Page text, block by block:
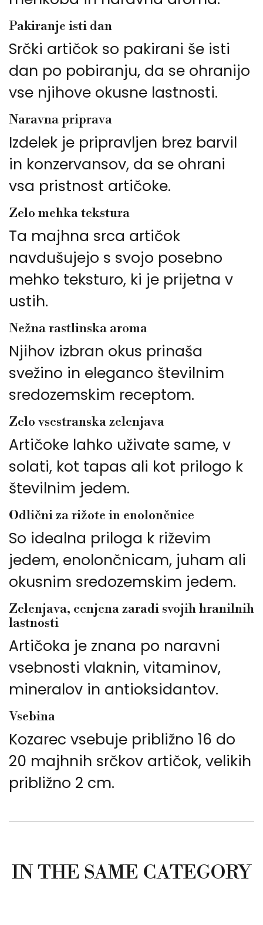
Pakiranje isti dan
Srčki artičok so pakirani še isti
dan po pobiranju, da se ohranijo
vse njihove okusne lastnosti.
Naravna priprava
Izdelek je pripravljen brez barvil
in konzervansov, da se ohrani
vsa pristnost artičoke.
Zelo mehka tekstura
Ta majhna srca artičok
navdušujejo s svojo posebno
mehko teksturo, ki je prijetna v
ustih.
Nežna rastlinska aroma
Njihov izbran okus prinaša
svežino in eleganco številnim
sredozemskim receptom.
Zelo vsestranska zelenjava
Artičoke lahko uživate same, v
solati, kot tapas ali kot prilogo k
številnim jedem.
Odlični za rižote in enolončnice
So idealna priloga k riževim
jedem, enolončnicam, juham ali
okusnim sredozemskim jedem.
Zelenjava, cenjena zaradi svojih hranilnih
lastnosti
Artičoka je znana po naravni
vsebnosti vlaknin, vitaminov,
mineralov in antioksidantov.
Vsebina
Kozarec vsebuje približno 16 do
20 majhnih srčkov artičok, velikih
približno 2 cm.
IN THE SAME CATEGORY